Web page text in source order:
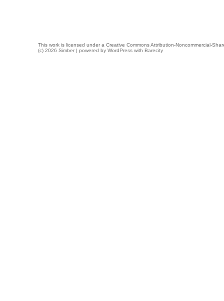
This work is licensed under a Creative Commons Attribution-Noncommercial-
(c) 2026 Simber | powered by WordPress with Barecity